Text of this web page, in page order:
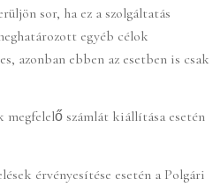
sor, ha ez a szolgáltatás
egyéb célok
azonban ebben az esetben is csak
megfelelő számlát kiállítása esetén
érvényesítése esetén a Polgári